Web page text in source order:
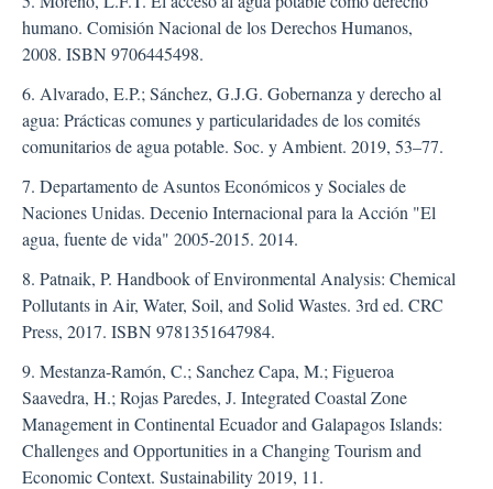
humano. Comisión Nacional de los Derechos Humanos,
2008. ISBN 9706445498.
6. Alvarado, E.P.; Sánchez, G.J.G. Gobernanza y derecho al
agua: Prácticas comunes y particularidades de los comités
comunitarios de agua potable. Soc. y Ambient. 2019, 53–77.
7. Departamento de Asuntos Económicos y Sociales de
Naciones Unidas. Decenio Internacional para la Acción "El
agua, fuente de vida" 2005-2015. 2014.
8. Patnaik, P. Handbook of Environmental Analysis: Chemical
Pollutants in Air, Water, Soil, and Solid Wastes. 3rd ed. CRC
Press, 2017. ISBN 9781351647984.
9. Mestanza-Ramón, C.; Sanchez Capa, M.; Figueroa
Saavedra, H.; Rojas Paredes, J. Integrated Coastal Zone
Management in Continental Ecuador and Galapagos Islands:
Challenges and Opportunities in a Changing Tourism and
Economic Context. Sustainability 2019, 11.